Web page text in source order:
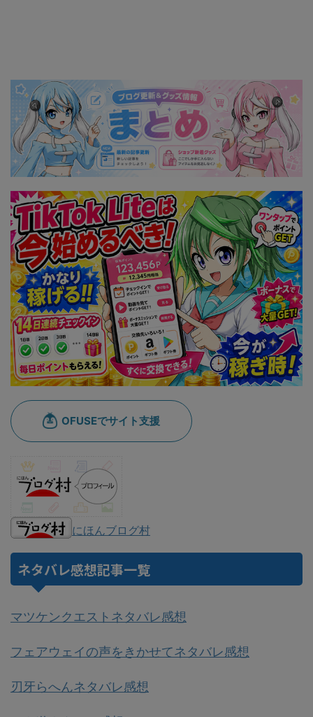
にほんブログ村
ネタバレ感想記事一覧
マツケンクエストネタバレ感想
フェアウェイの声をきかせてネタバレ感想
刃牙らへんネタバレ感想